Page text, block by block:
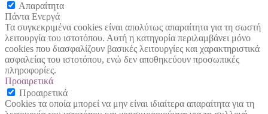
Απαραίτητα
Πάντα Ενεργά
Τα συγκεκριμένα cookies είναι απολύτως απαραίτητα για τη σωστή
λειτουργία του ιστοτόπου. Αυτή η κατηγορία περιλαμβάνει μόνο
cookies που διασφαλίζουν βασικές λειτουργίες και χαρακτηριστικά
ασφαλείας του ιστοτόπου, ενώ δεν αποθηκεύουν προσωπικές
πληροφορίες.
Προαιρετικά
Προαιρετικά
Cookies τα οποία μπορεί να μην είναι ιδιαίτερα απαραίτητα για τη